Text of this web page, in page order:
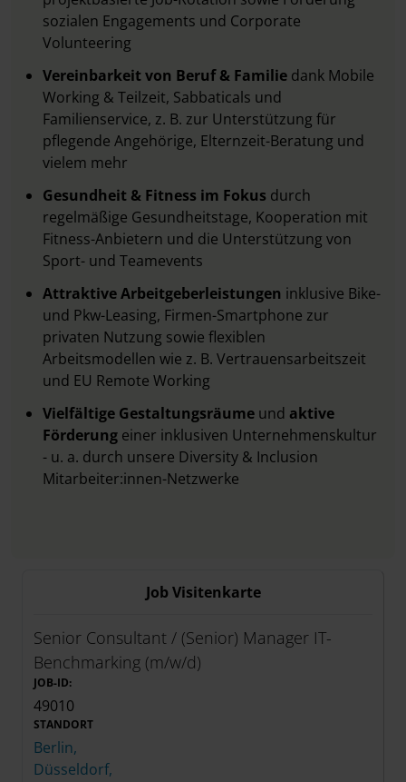
sozialen Engagements und Corporate
Volunteering
Vereinbarkeit von Beruf & Familie dank Mobile
Working & Teilzeit, Sabbaticals und
Familienservice, z. B. zur Unterstützung für
pflegende Angehörige, Elternzeit-Beratung und
vielem mehr
Gesundheit & Fitness im Fokus durch
regelmäßige Gesundheitstage, Kooperation mit
Fitness-Anbietern und die Unterstützung von
Sport- und Teamevents
Attraktive Arbeitgeberleistungen inklusive Bike-
und Pkw-Leasing, Firmen-Smartphone zur
privaten Nutzung sowie flexiblen
Arbeitsmodellen wie z. B. Vertrauensarbeitszeit
und EU Remote Working
Vielfältige Gestaltungsräume und aktive
Förderung einer inklusiven Unternehmenskultur
- u. a. durch unsere Diversity & Inclusion
Mitarbeiter:innen-Netzwerke
Job Visitenkarte
Senior Consultant / (Senior) Manager IT-
Benchmarking (m/w/d)
JOB-ID:
49010
STANDORT
Berlin,
Düsseldorf,